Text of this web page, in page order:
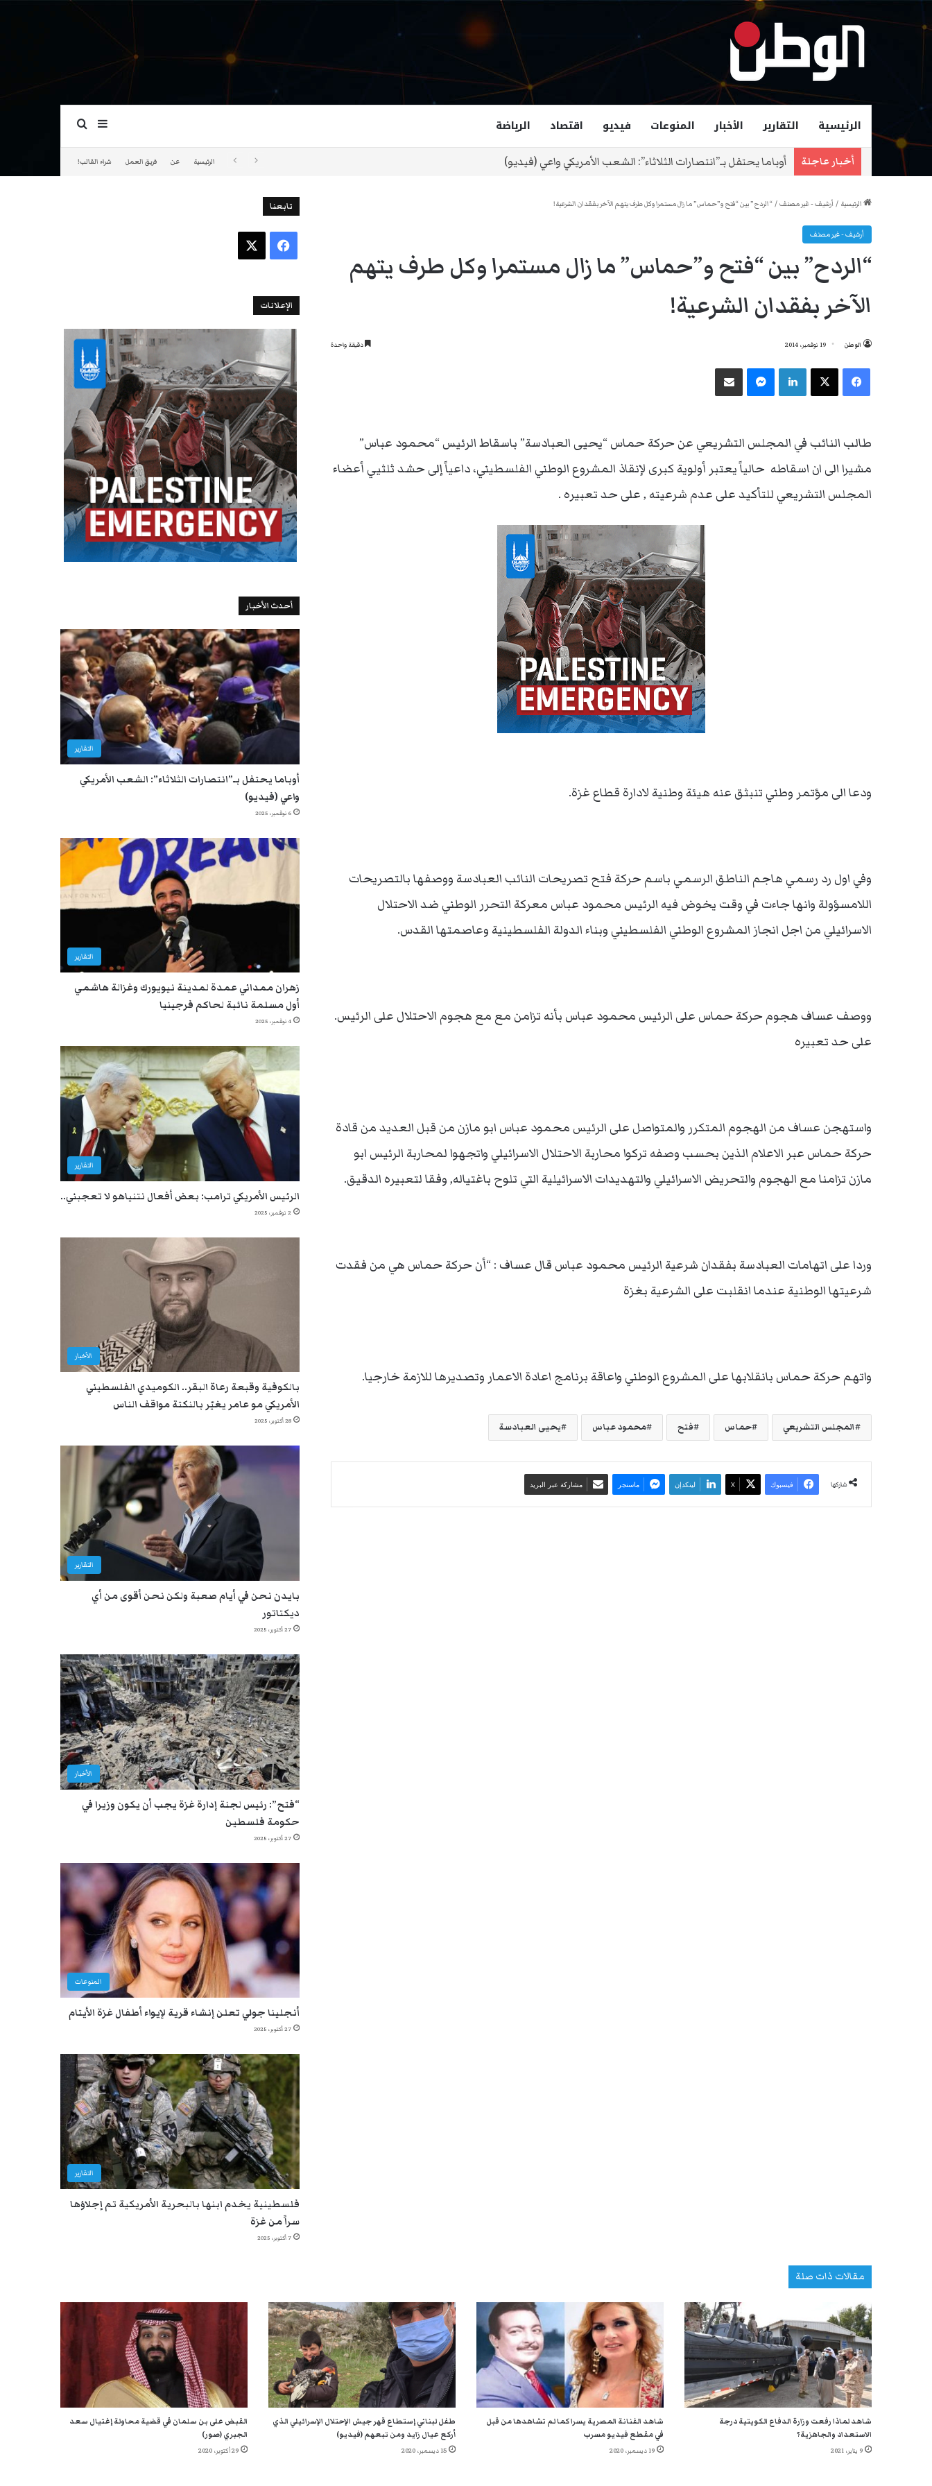
الرئيسية التقارير الأخبار المنوعات فيديو اقتصاد الرياضة إضافة عمود جانبي
بحث عن
أخبار عاجلة زهران ممداني عمدة لمدينة نيويورك وغزالة هاشمي أول مسلمة نائبة لحاكم فرجينيا الرئيسية عن فريق العمل شراء القالب!
الرئيسية / أرشيف - غير مصنف/“الردح” بين “فتح و”حماس” ما زال مستمرا وكل طرف يتهم الآخر بفقدان الشرعية!
أرشيف - غير مصنف
“الردح” بين “فتح و”حماس” ما زال مستمرا وكل طرف يتهم
الآخر بفقدان الشرعية!
الوطن 19 نوفمبر، 2014 دقيقة واحدة
فيسبوك ‫X لينكدإن ماسنجر مشاركة عبر البريد
طالب النائب في المجلس التشريعي عن حركة حماس “يحيى العبادسة” باسقاط الرئيس “محمود عباس”
مشيرا الى ان اسقاطه حالياً يعتبر أولوية كبرى لإنقاذ المشروع الوطني الفلسطيني، داعياً إلى حشد ثلثيي أعضاء
المجلس التشريعي للتأكيد على عدم شرعيته , على حد تعبيره .
ودعا الى مؤتمر وطني تنبثق عنه هيئة وطنية لادارة قطاع غزة.
وفي اول رد رسمي هاجم الناطق الرسمي باسم حركة فتح تصريحات النائب العبادسة ووصفها بالتصريحات
اللامسؤولة وانها جاءت في وقت يخوض فيه الرئيس محمود عباس معركة التحرر الوطني ضد الاحتلال
الاسرائيلي من اجل انجاز المشروع الوطني الفلسطيني وبناء الدولة الفلسطينية وعاصمتها القدس.
ووصف عساف هجوم حركة حماس على الرئيس محمود عباس بأنه تزامن مع مع هجوم الاحتلال على الرئيس.
على حد تعبيره
واستهجن عساف من الهجوم المتكرر والمتواصل على الرئيس محمود عباس ابو مازن من قبل العديد من قادة
حركة حماس عبر الاعلام الذين بحسب وصفه تركوا محاربة الاحتلال الاسرائيلي واتجهوا لمحاربة الرئيس ابو
مازن تزامنا مع الهجوم والتحريض الاسرائيلي والتهديدات الاسرائيلية التي تلوح باغتياله, وفقا لتعبيره الدقيق.
وردا على اتهامات العبادسة بفقدان شرعية الرئيس محمود عباس قال عساف : “أن حركة حماس هي من فقدت
شرعيتها الوطنية عندما انقلبت على الشرعية بغزة
واتهم حركة حماس بانقلابها على المشروع الوطني واعاقة برنامج اعادة الاعمار وتصديرها للازمة خارجيا.
المجلس التشريعي حماس فتح محمود عباس يحيى العبادسة
شاركها فيسبوك ‫X لينكدإن ماسنجر مشاركة عبر البريد
تابعنا
فيسبوك
الإعلانات
أحدث الأخبار
التقارير
أوباما يحتفل بـ”انتصارات الثلاثاء”: الشعب الأمريكي
واعي (فيديو)
6 نوفمبر، 2025
التقارير
زهران ممداني عمدة لمدينة نيويورك وغزالة هاشمي
أول مسلمة نائبة لحاكم فرجينيا
4 نوفمبر، 2025
التقارير
الرئيس الأمريكي ترامب: بعض أفعال نتنياهو لا تعجبني..
2 نوفمبر، 2025
الأخبار
بالكوفية وقبعة رعاة البقر.. الكوميدي الفلسطيني
الأمريكي مو عامر يغيّر بالنكتة مواقف الناس
28 أكتوبر، 2025
التقارير
بايدن نحن في أيام صعبة ولكن نحن أقوى من أي
ديكتاتور
27 أكتوبر، 2025
الأخبار
“فتح”: رئيس لجنة إدارة غزة يجب أن يكون وزيرا في
حكومة فلسطين
27 أكتوبر، 2025
المنوعات
أنجلينا جولي تعلن إنشاء قرية لإيواء أطفال غزة الأيتام
27 أكتوبر، 2025
التقارير
فلسطينية يخدم ابنها بالبحرية الأمريكية تم إجلاؤها
سراً من غزة
7 أكتوبر، 2025
مقالات ذات صلة
شاهد لماذا رفعت وزارة الدفاع الكويتية درجة
الاستعداد والجاهزية؟
9 يناير، 2021
شاهد الفنانة المصرية يسرا كما لم تشاهدها من قبل
في مقطع فيديو مسرب
19 ديسمبر، 2020
طفل لبناني إستطاع قهر جيش الإحتلال الإسرائيلي الذي
أركع عيال زايد ومن تبعهم (فيديو)
15 ديسمبر، 2020
القبض على بن سلمان في قضية محاولة إغتيال سعد
الجبري (صور)
29 أكتوبر، 2020